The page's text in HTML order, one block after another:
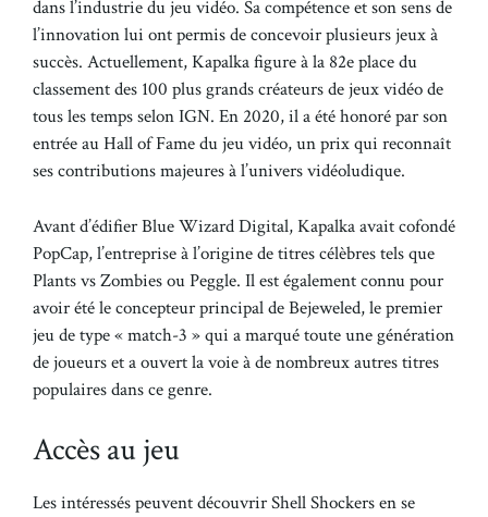
dans l’industrie du jeu vidéo. Sa compétence et son sens de
l’innovation lui ont permis de concevoir plusieurs jeux à
succès. Actuellement, Kapalka figure à la 82e place du
classement des 100 plus grands créateurs de jeux vidéo de
tous les temps selon IGN. En 2020, il a été honoré par son
entrée au Hall of Fame du jeu vidéo, un prix qui reconnaît
ses contributions majeures à l’univers vidéoludique.
Avant d’édifier Blue Wizard Digital, Kapalka avait cofondé
PopCap, l’entreprise à l’origine de titres célèbres tels que
Plants vs Zombies ou Peggle. Il est également connu pour
avoir été le concepteur principal de Bejeweled, le premier
jeu de type « match-3 » qui a marqué toute une génération
de joueurs et a ouvert la voie à de nombreux autres titres
populaires dans ce genre.
Accès au jeu
Les intéressés peuvent découvrir Shell Shockers en se